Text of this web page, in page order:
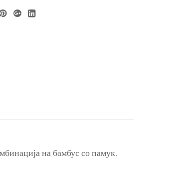
на бамбус со памук.